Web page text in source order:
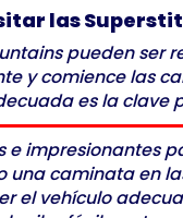
las
pueden
y comience las
es la clave
e impresionantes
una caminata en
el vehículo